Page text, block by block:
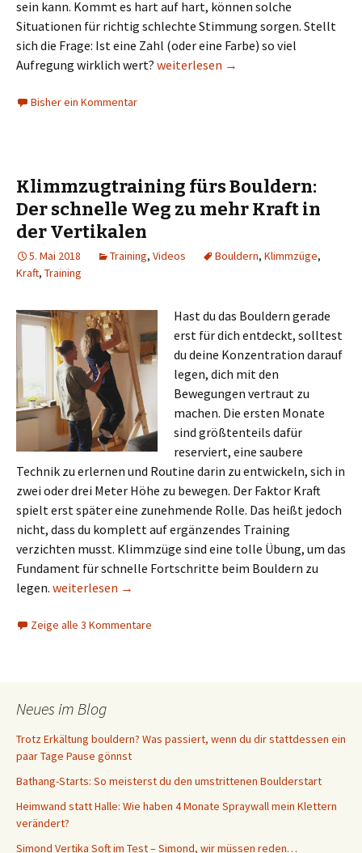
sein kann. Kommt es hart auf hart, können solche
Situationen für richtig schlechte Stimmung sorgen. Stellt
sich die Frage: Ist eine Zahl (oder eine Farbe) so viel
Aufregung wirklich wert? Kletterfrust: Warum Klettergrade
weiterlesen →
Bisher ein Kommentar
Klimmzugtraining fürs Bouldern:
Der schnelle Weg zu mehr Kraft in
der Vertikalen
5. Mai 2018 Training, Videos Bouldern, Klimmzüge,
Kraft, Training
Hast du das Bouldern gerade
erst für dich entdeckt, solltest
du deine Konzentration darauf
legen, dich mit den
Bewegungen vertraut zu
machen. Die ersten Monate
sind größtenteils dafür
reserviert, eine saubere
Technik zu erlernen und Routine darin zu entwickeln, sich in
zwei oder drei Meter Höhe zu bewegen. Der Faktor Kraft
spielt erst später eine zunehmende Rolle. Das heißt jedoch
nicht, dass du komplett auf ergänzendes Training
verzichten musst. Klimmzüge sind eine tolle Übung, um das
Fundament für schnelle Fortschritte beim Bouldern zu
legen. Klimmzugtraining fürs Bouldern: Der schnelle Weg zu
weiterlesen →
Zeige alle 3 Kommentare
Neues im Blog
Trotz Erkältung bouldern? Was passiert, wenn du dir stattdessen ein
paar Tage Pause gönnst
Bathang-Starts: So meisterst du den umstrittenen Boulderstart
Heimwand statt Halle: Wie haben 4 Monate Spraywall mein Klettern
verändert?
Simond Vertika Soft im Test – Simond, wir müssen reden…